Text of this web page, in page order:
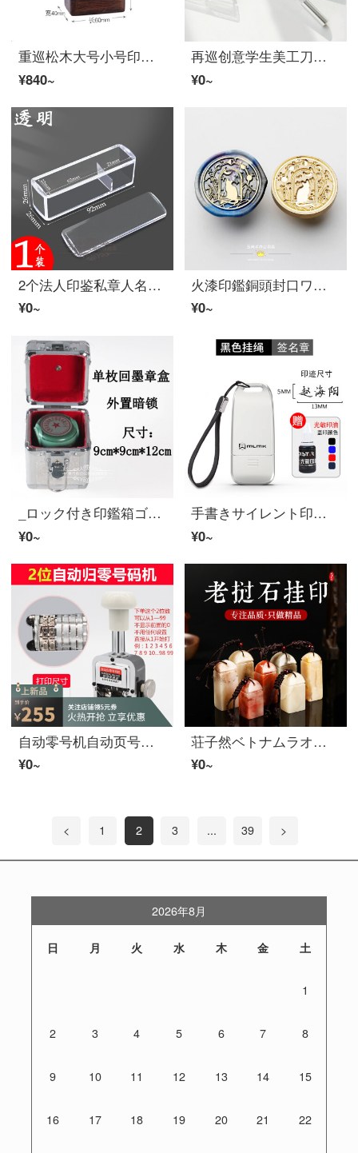
重巡松木大号小号印床刻床実木治具石材印鑑刻章固定篆刻工具用具セット木印床大号(11.5 x 8.5 x 5.5 cm)
¥840~
再巡创意学生美工刀小刀快递开箱拆消しゴム章手笔刀手帐手帐刻刀刃10枚刃
¥0~
2个法人印鉴私章人名章箱书道书画装印鉴的姓名章收纳盒章子方形放私名章箱单个携帯印泥箱小号【滑盖款】1个装/透明/中号
¥0~
火漆印鑑銅頭封口ワックススタンプ手紙封筒プレゼント招待状シール手帳密封招待状浮彫火漆ワックス印鑑頭盗星の猫
¥0~
_ロック付き印鑑箱ゴム印鑑箱アルミニウム合金材質印鑑箱大きいサイズ印鑑箱新型公印財務インボイス章貯蔵箱高機能印鑑箱新型偽造防止単枚9*9*12 cm
¥0~
手書きサイレント印鑑オリジナル金属合金氏名印鑑オーダースタンプ看護師自動押印式印鑑金属合金金（5*13 MM）+黒色皮紐
¥0~
自动零号机自动页号机自动零回零0打码器档案打码机联语2位数1-99から前の0デフォルト1を表示しません
¥0~
荘子然ベトナムラオス石印鑑小掛印石材篆刻印鑑石姓名印鑑料無刻字印面1.5-1.5 cm高さ3 cm
¥0~
< 1 2 3 ... 39 >
2026年8月
日 月 火 水 木 金 土
1
2 3 4 5 6 7 8
9 10 11 12 13 14 15
16 17 18 19 20 21 22